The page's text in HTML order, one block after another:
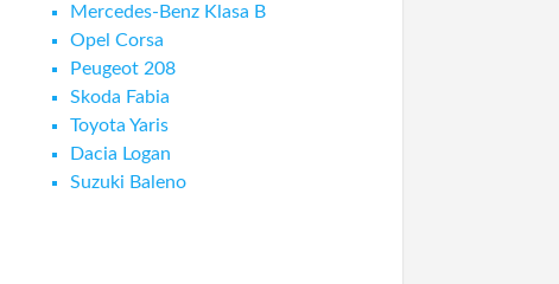
Mercedes-Benz Klasa B
Opel Corsa
Peugeot 208
Skoda Fabia
Toyota Yaris
Dacia Logan
Suzuki Baleno